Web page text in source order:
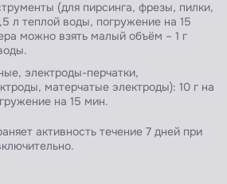
(для пирсинга, фрезы, пилки,
л теплой воды, погружение на 15
можно взять малый объём – 1 г
электроды-перчатки,
матерчатые электроды): 10 г на
на 15 мин.
активность течение 7 дней при